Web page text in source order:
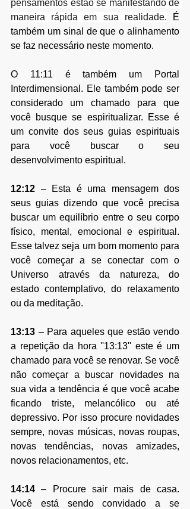
pensamentos estão se manifestando de
maneira rápida em sua realidade. É
também um sinal de que o alinhamento
se faz necessário neste momento.
O 11:11 é também um Portal
Interdimensional. Ele também pode ser
considerado um chamado para que
você busque se espiritualizar. Esse é
um convite dos seus guias espirituais
para você buscar o seu
desenvolvimento espiritual.
12:12 – Esta é uma mensagem dos
seus guias dizendo que você precisa
buscar um equilíbrio entre o seu corpo
físico, mental, emocional e espiritual.
Esse talvez seja um bom momento para
você começar a se conectar com o
Universo através da natureza, do
estado contemplativo, do relaxamento
ou da meditação.
13:13 – Para aqueles que estão vendo
a repetição da hora ''13:13'' este é um
chamado para você se renovar. Se você
não começar a buscar novidades na
sua vida a tendência é que você acabe
ficando triste, melancólico ou até
depressivo. Por isso procure novidades
sempre, novas músicas, novas roupas,
novas tendências, novas amizades,
novos relacionamentos, etc.
14:14 – Procure sair mais de casa.
Você está sendo convidado a se